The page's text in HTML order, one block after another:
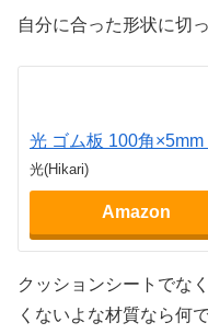
自分に合った形状に切
光 ゴム板 100角
光(Hikari)
Amazon
クッションシートでな
くないよな材質なら何